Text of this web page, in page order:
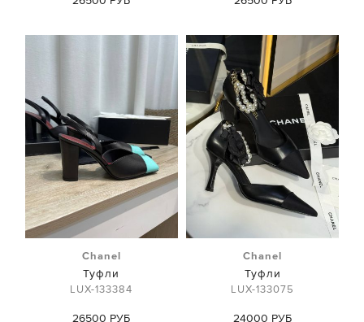
Chanel
Туфли
LUX-133384
26500 РУБ
Chanel
Туфли
LUX-133075
24000 РУБ